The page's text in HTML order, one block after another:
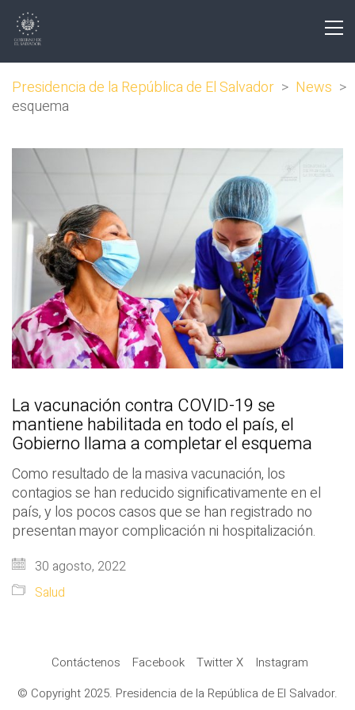
Presidencia de la República de El Salvador > News >
esquema
La vacunación contra COVID-19 se
mantiene habilitada en todo el país, el
Gobierno llama a completar el esquema
Como resultado de la masiva vacunación, los
contagios se han reducido significativamente en el
país, y los pocos casos que se han registrado no
presentan mayor complicación ni hospitalización.
30 agosto, 2022
Salud
Contáctenos Facebook Twitter X
Instagram
© Copyright 2025. Presidencia de la República de El Salvador.